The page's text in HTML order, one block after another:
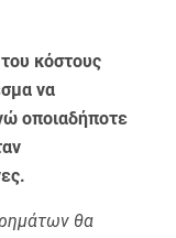
κόστους
να
οποιαδήποτε
θα